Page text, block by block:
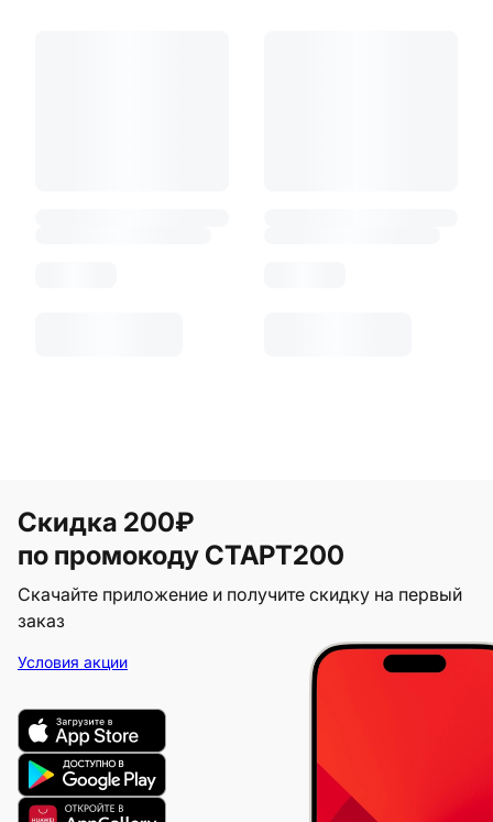
Скидка 200₽
по промокоду СТАРТ200
Скачайте приложение и получите скидку на первый
заказ
Условия акции